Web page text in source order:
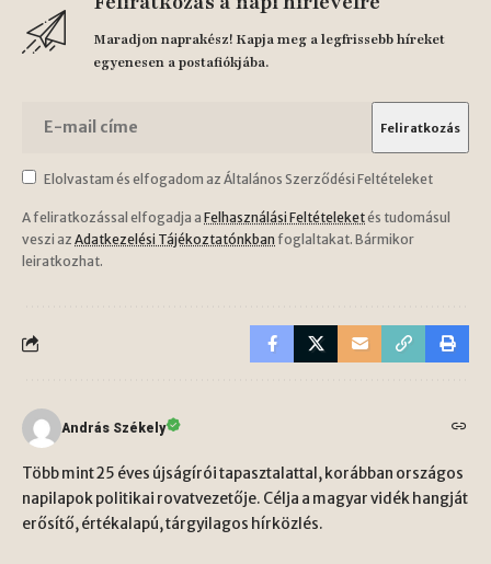
Maradjon naprakész! Kapja meg a legfrissebb híreket
egyenesen a postafiókjába.
Elolvastam és elfogadom az Általános Szerződési Feltételeket
A feliratkozással elfogadja a Felhasználási Feltételeketés tudomásul
veszi az Adatkezelési Tájékoztatónkban foglaltakat. Bármikor
leiratkozhat.
András Székely
Több mint 25 éves újságírói tapasztalattal, korábban országos
napilapok politikai rovatvezetője. Célja a magyar vidék hangját
erősítő, értékalapú, tárgyilagos hírközlés.